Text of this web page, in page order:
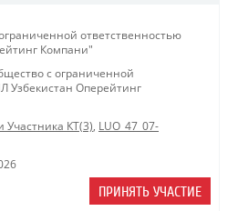
ответственностью
Компани"
с ограниченной
Узбекистан Оперейтинг
Участника КТ(3), LUO_47_07-
ПРИНЯТЬ УЧАСТИЕ